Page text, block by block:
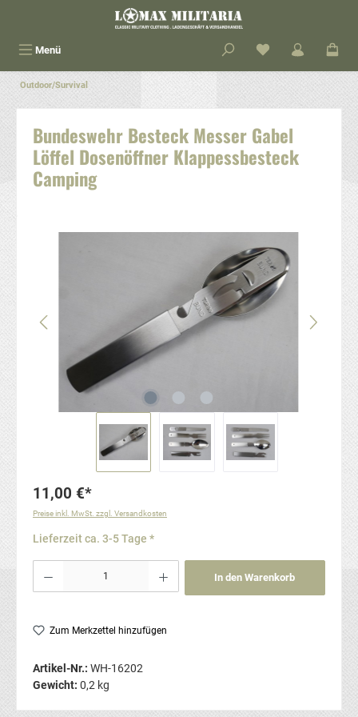
Menü
Outdoor/Survival
Bundeswehr Besteck Messer Gabel
Löffel Dosenöffner Klappessbesteck
Camping
11,00 €*
Preise inkl. MwSt. zzgl. Versandkosten
Lieferzeit ca. 3-5 Tage *
Produkt Anzahl: Gib den gewünschten Wert ein oder benutze die Schaltflächen um die
In den Warenkorb
Zum Merkzettel hinzufügen
Artikel-Nr.: WH-16202
Gewicht: 0,2 kg